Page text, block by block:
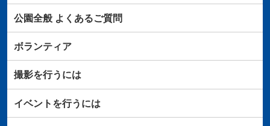
公園全般よくあるご質問
ボランティア
撮影を行うには
イベントを行うには